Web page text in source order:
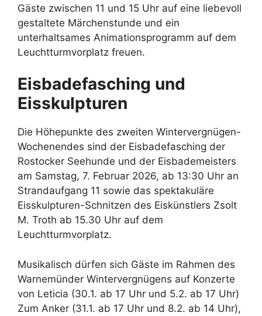
Gäste zwischen 11 und 15 Uhr auf eine liebevoll
gestaltete Märchenstunde und ein
unterhaltsames Animationsprogramm auf dem
Leuchtturmvorplatz freuen.
Eisbadefasching und
Eisskulpturen
Die Höhepunkte des zweiten Wintervergnügen-
Wochenendes sind der Eisbadefasching der
Rostocker Seehunde und der Eisbademeisters
am Samstag, 7. Februar 2026, ab 13:30 Uhr an
Strandaufgang 11 sowie das spektakuläre
Eisskulpturen-Schnitzen des Eiskünstlers Zsolt
M. Troth ab 15.30 Uhr auf dem
Leuchtturmvorplatz.
Musikalisch dürfen sich Gäste im Rahmen des
Warnemünder Wintervergnügens auf Konzerte
von Leticia (30.1. ab 17 Uhr und 5.2. ab 17 Uhr)
Zum Anker (31.1. ab 17 Uhr und 8.2. ab 14 Uhr),